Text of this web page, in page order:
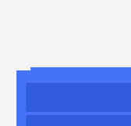
شد